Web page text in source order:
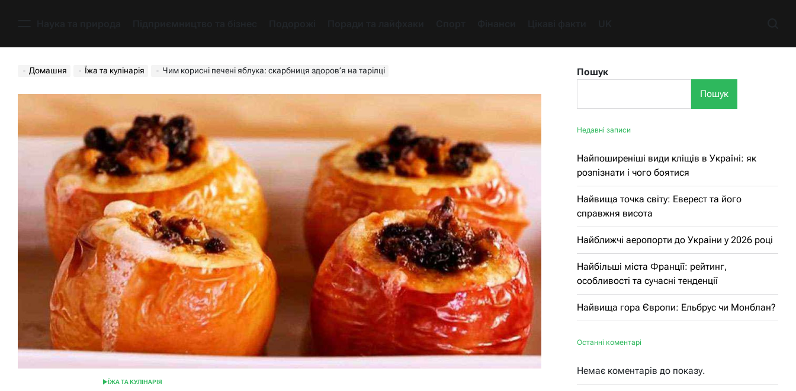
Домашня Їжа та кулінарія Чим корисні печені яблука: скарбниця здоров’я на тарілці
ОПУБЛІКУВАТИ
ЇЖА ТА КУЛІНАРІЯ
Пошук
Пошук
Недавні записи
Найпоширеніші види кліщів в Україні: як
розпізнати і чого боятися
Найвища точка світу: Еверест та його
справжня висота
Найближчі аеропорти до України у 2026 році
Найбільші міста Франції: рейтинг,
особливості та сучасні тенденції
Найвища гора Європи: Ельбрус чи Монблан?
Останні коментарі
Немає коментарів до показу.